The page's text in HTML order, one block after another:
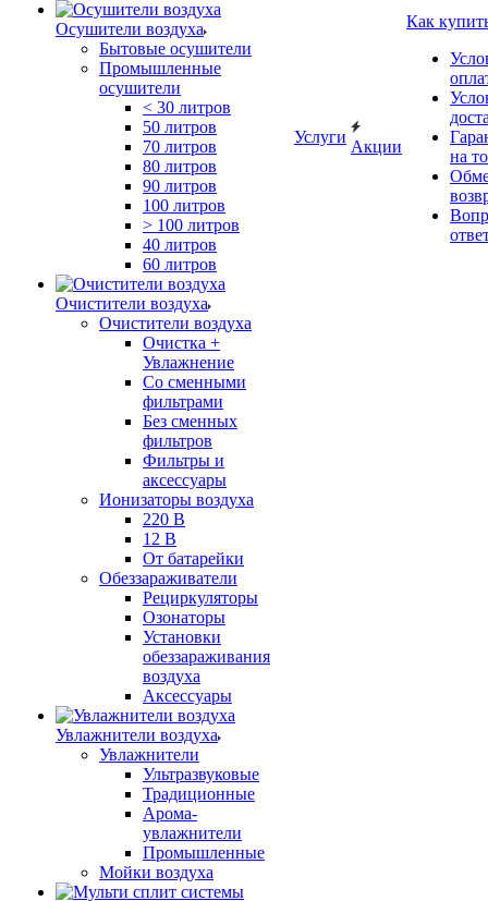
Осушители воздуха
Бытовые осушители
Промышленные
осушители
< 30 литров
50 литров
70 литров
80 литров
90 литров
100 литров
> 100 литров
40 литров
60 литров
Очистители воздуха
Очистители воздуха
Очистка +
Увлажнение
Cо сменными
фильтрами
Без сменных
фильтров
Фильтры и
аксессуары
Ионизаторы воздуха
220 В
12 В
От батарейки
Обеззараживатели
Рециркуляторы
Озонаторы
Установки
обеззараживания
воздуха
Аксессуары
Увлажнители воздуха
Увлажнители
Ультразвуковые
Традиционные
Арома-
увлажнители
Промышленные
Мойки воздуха
Услуги
Акции
Как
на